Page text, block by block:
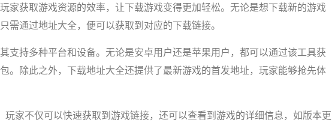
家获取游戏资源的效率，让下载游戏变得更加轻松。无论是想下载新的游戏
需通过地址大全，便可以获取到对应的下载链接。
支持多种平台和设备。无论是安卓用户还是苹果用户，都可以通过该工具获
。除此之外，下载地址大全还提供了最新游戏的首发地址，玩家能够抢先体
玩家不仅可以快速获取到游戏链接，还可以查看到游戏的详细信息，如版本更